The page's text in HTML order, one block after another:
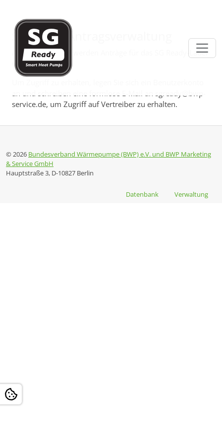
SG Ready-Antragsverwaltung
Auf der Plattform werden Anträge für das SG Ready-Label
verwaltet.
an und schreiben eine formlose E-Mail an sgready@bwp-
service.de, um Zugriff auf Vertreiber zu erhalten.
© 2026 Bundesverband Wärmepumpe (BWP) e.V. und BWP Marketing
& Service GmbH
Hauptstraße 3, D-10827 Berlin
Datenbank Verwaltung